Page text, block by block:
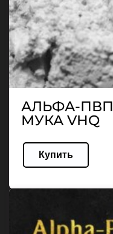
АЛЬФА-ПВП
МУКА VHQ
Купить